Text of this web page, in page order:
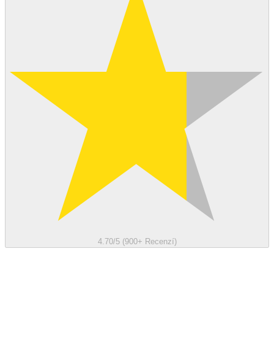
4.70/5 (900+ Recenzí)